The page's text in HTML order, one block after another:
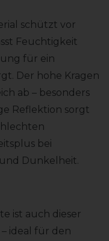
schützt vor
Feuchtigkeit
für ein
Der hohe Kragen
ab – besonders
Reflektion sorgt
bei
Dunkelheit.
ist auch dieser
ideal für den